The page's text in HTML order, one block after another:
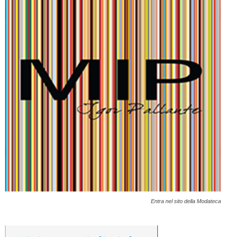
Entra nel sito della Modateca